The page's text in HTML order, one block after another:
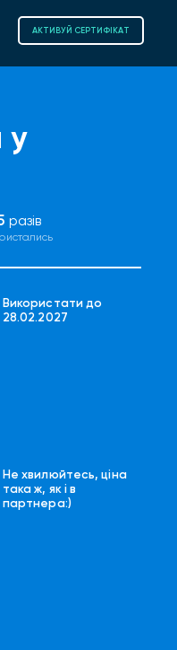
АКТИВУЙ СЕРТИФІКАТ
у
разів
Використати до
28.02.2027
Не хвилюйтесь, ціна
така ж, як і в
партнера:)